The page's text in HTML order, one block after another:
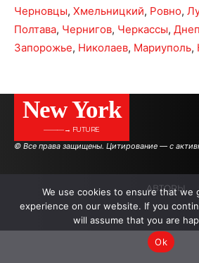
Черновцы, Хмельницкий, Ровно,
Полтава, Чернигов, Черкассы,
Запорожье, Николаев, Мариуполь,
New York
———→ FUTURE
© Все права защищены. Цитирование — с
АВТОРЫ
We use cookies to ensure that we
experience on our website. If you
will assume that you are
Ok